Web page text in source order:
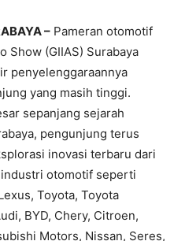
– Pameran otomotif
Show (GIIAS) Surabaya
penyelenggaraannya
yang masih tinggi.
sepanjang sejarah
pengunjung terus
inovasi terbaru dari
otomotif seperti
Toyota, Toyota
BYD, Chery, Citroen,
Motors, Nissan, Seres,